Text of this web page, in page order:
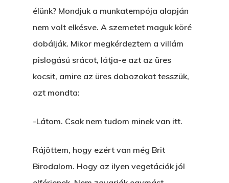
élünk? Mondjuk a munkatempója alapján
nem volt elkésve. A szemetet maguk köré
dobálják. Mikor megkérdeztem a villám
pislogású srácot, látja-e azt az üres
kocsit, amire az üres dobozokat tesszük,
azt mondta:
-Látom. Csak nem tudom minek van itt.
Rájöttem, hogy ezért van még Brit
Birodalom. Hogy az ilyen vegetációk jól